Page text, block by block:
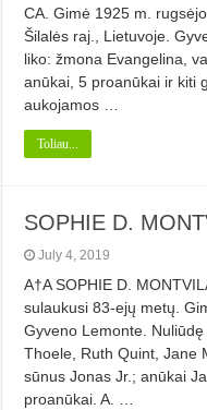
CA. Gimė 1925 m.
Šilalės raj., Lietuvoje.
liko: žmona Evangelina,
anūkai, 5 proanūkai ir kiti
aukojamos …
Toliau...
SOPHIE D.
July 4, 2019
A†A SOPHIE D.
sulaukusi 83-ejų metų.
Gyveno Lemonte.
Thoele, Ruth Quint, Jane
sūnus Jonas Jr.; anūkai
proanūkai. A. …